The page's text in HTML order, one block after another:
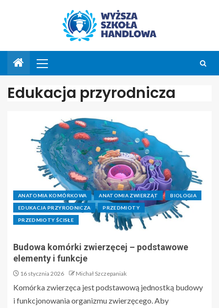
Edukacja przyrodnicza
ANATOMIA KOMÓRKOWA ANATOMIA ZWIERZĄT BIOLOGIA
EDUKACJA PRZYRODNICZA PRZEDMIOTY
PRZEDMIOTY ŚCISŁE
Budowa komórki zwierzęcej – podstawowe
elementy i funkcje
16 stycznia 2026 Michał Szczepaniak
Komórka zwierzęca jest podstawową jednostką budowy
i funkcjonowania organizmu zwierzęcego. Aby